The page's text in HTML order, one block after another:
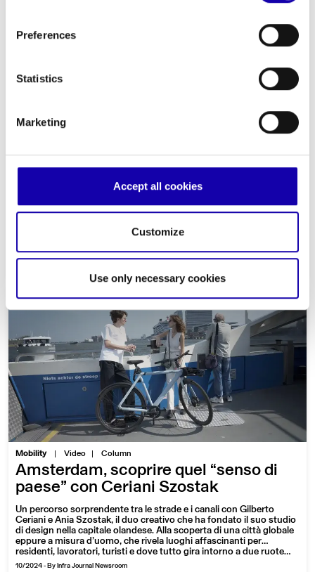
and continue browsing or select "Use only necessary
cookies" only technical cookies will be installed. For
more information, please see our
Preferences
Statistics
Marketing
Accept all cookies
Customize
Use only necessary cookies
La top 10 degli aeroporti e i nuovi
record del traffico aereo in Italia
Nel 2023 gli scali italiani hanno toccato un record storico,
sfiorando i 200 milioni di passeggeri. Il pieno ritorno ai livelli pre-
internazionale e un trend positivo confermato nei primi otto mesi
10/2024-By Infra Journal Newsroom
Mobility | Video Column
Amsterdam, scoprire quel “senso di
paese” con Ceriani Szostak
Un percorso sorprendente tra le strade e i canali con Gilberto
Ceriani e Ania Szostak, il duo creativo che ha fondato il suo studio
di design nella capitale olandese. Alla scoperta di una città globale
eppure a misura d’uomo, che rivela luoghi affascinanti per
residenti, lavoratori, turisti e dove tutto gira intorno a due ruote…
10/2024 - By Infra Journal Newsroom